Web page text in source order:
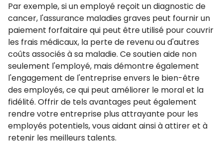
Par exemple, si un employé reçoit un diagnostic de
cancer, l'assurance maladies graves peut fournir un
paiement forfaitaire qui peut être utilisé pour couvrir
les frais médicaux, la perte de revenu ou d'autres
coûts associés à sa maladie. Ce soutien aide non
seulement l'employé, mais démontre également
l'engagement de l'entreprise envers le bien-être
des employés, ce qui peut améliorer le moral et la
fidélité. Offrir de tels avantages peut également
rendre votre entreprise plus attrayante pour les
employés potentiels, vous aidant ainsi à attirer et à
retenir les meilleurs talents.